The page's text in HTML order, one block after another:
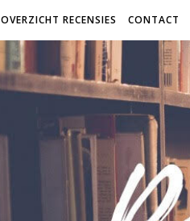
OVERZICHT RECENSIES CONTACT